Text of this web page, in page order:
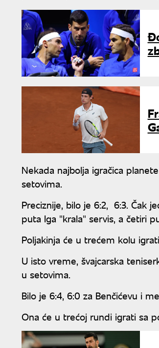
Nekada najbolja igračica
setovima.
Preciznije, bilo je 6:2, 6:3. Čak
puta Iga "krala" servis, a četiri
Poljakinja će u trećem kolu
U isto vreme, švajcarska
u setovima.
Bilo je 6:4, 6:0 za Benčićevu i
Ona će u trećoj rundi igrati sa